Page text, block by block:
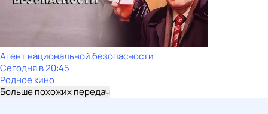
Агент национальной безопасности
Сегодня в 20:45
Родное кино
Больше похожих передач